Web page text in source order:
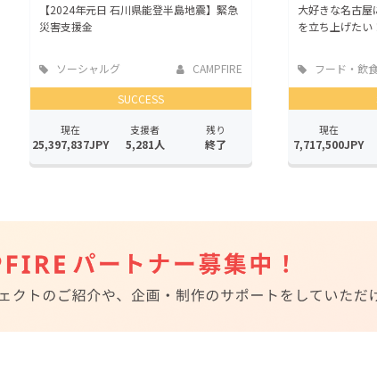
【2024年元日 石川県能登半島地震】緊急
災害支援金
ソーシャルグ
ッド
CAMPFIRE
SUCCESS
現在
25,397,837JPY
支援者
5,281人
残り
終了
大好きな名古
を立ち上げた
フード・飲
店
現在
7,717,500JPY